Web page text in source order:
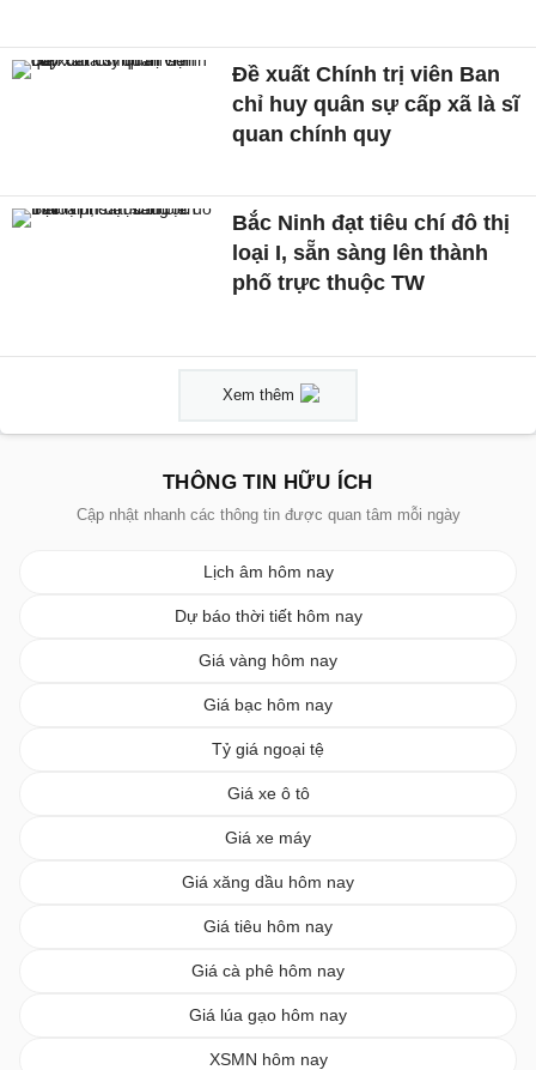
Đề xuất Chính trị viên Ban
chỉ huy quân sự cấp xã là sĩ
quan chính quy
Bắc Ninh đạt tiêu chí đô thị
loại I, sẵn sàng lên thành
phố trực thuộc TW
Xem thêm
THÔNG TIN HỮU ÍCH
Cập nhật nhanh các thông tin được quan tâm mỗi ngày
Lịch âm hôm nay
Dự báo thời tiết hôm nay
Giá vàng hôm nay
Giá bạc hôm nay
Tỷ giá ngoại tệ
Giá xe ô tô
Giá xe máy
Giá xăng dầu hôm nay
Giá tiêu hôm nay
Giá cà phê hôm nay
Giá lúa gạo hôm nay
XSMN hôm nay